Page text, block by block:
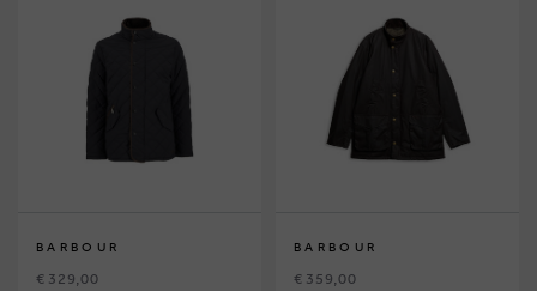
BARBOUR
€ 329,00
BARBOUR
€ 359,00